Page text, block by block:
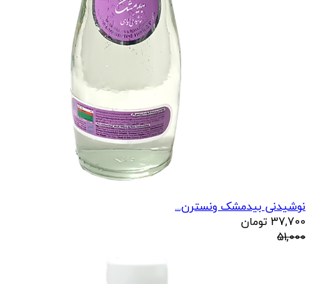
نوشیدنی بیدمشک ونسترن...
37,700 تومان
51,000